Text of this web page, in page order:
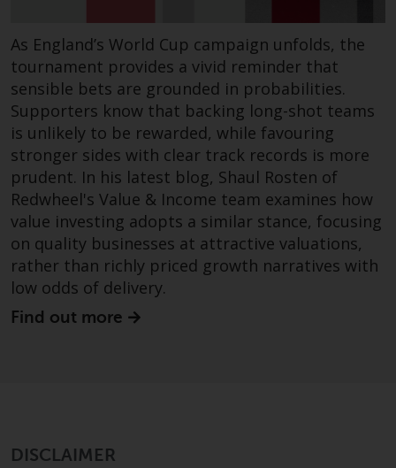
Anlageberatung und
berücksichtigt nicht die
Anlagebedürfnisse eines
bestimmten Anlegers oder
bestimmter Anleger.
Nichts auf dieser Website sollte
als Anlage-, Steuer-, Rechts- oder
sonstige Beratung ausgelegt
werden.
Risikowarnung
daraus erzielten Erträge können
As England’s World Cup campaign unfolds, the
tournament provides a vivid reminder that
sensible bets are grounded in probabilities.
Supporters know that backing long-shot teams
is unlikely to be rewarded, while favouring
stronger sides with clear track records is more
prudent. In his latest blog, Shaul Rosten of
Redwheel's Value & Income team examines how
value investing adopts a similar stance, focusing
on quality businesses at attractive valuations,
rather than richly priced growth narratives with
low odds of delivery.
Find out more
DISCLAIMER